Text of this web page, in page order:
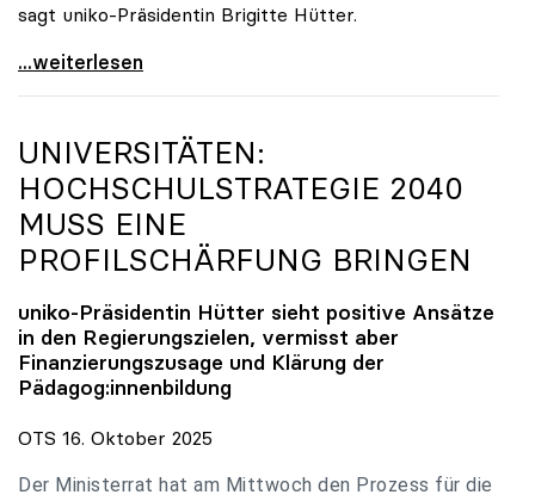
sagt uniko-Präsidentin Brigitte Hütter.
uniko trauert um ehemaligen Präsidenten Peter
...weiterlesen
UNIVERSITÄTEN:
HOCHSCHULSTRATEGIE 2040
MUSS EINE
PROFILSCHÄRFUNG BRINGEN
uniko-Präsidentin Hütter sieht positive Ansätze
in den Regierungszielen, vermisst aber
Finanzierungszusage und Klärung der
Pädagog:innenbildung
OTS 16. Oktober 2025
Der Ministerrat hat am Mittwoch den Prozess für die